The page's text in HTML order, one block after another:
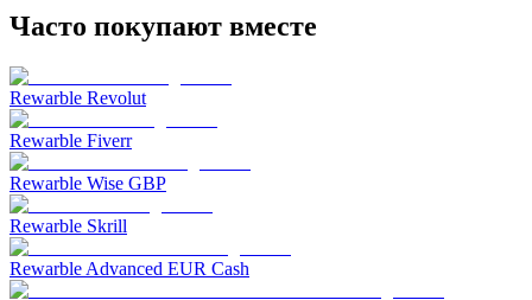
Часто покупают вместе
Rewarble Revolut
Rewarble Fiverr
Rewarble Wise GBP
Rewarble Skrill
Rewarble Advanced EUR Cash